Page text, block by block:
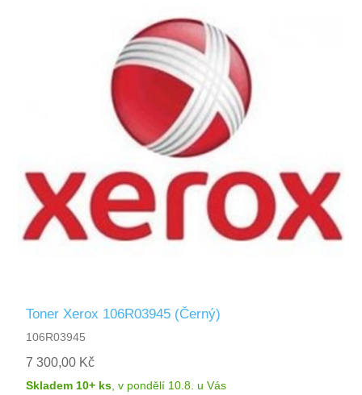
Toner Xerox 106R03945 (Černý)
106R03945
7 300,00 Kč
Skladem 10+ ks,v pondělí 10.8. u Vás